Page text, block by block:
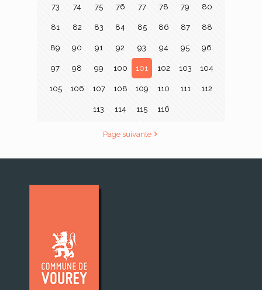
73 74 75 76 77 78 79 80
81 82 83 84 85 86 87 88
89 90 91 92 93 94 95 96
97 98 99 100 101 102 103 104
105 106 107 108 109 110 111 112
113 114 115 116
Page suivante